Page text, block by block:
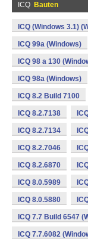
ICQ Bauten
ICQ (Windows 3.1)
ICQ 99a (Windows)
ICQ 98 a 130
ICQ 98a (Windows)
ICQ 8.2 Build 7100
ICQ 8.2.7138
ICQ 8.2.7134
ICQ 8.2.7046
ICQ 8.2.6870
ICQ 8.0.5989
ICQ 8.0.5880
ICQ 7.7 Build 6547
ICQ 7.7.6082